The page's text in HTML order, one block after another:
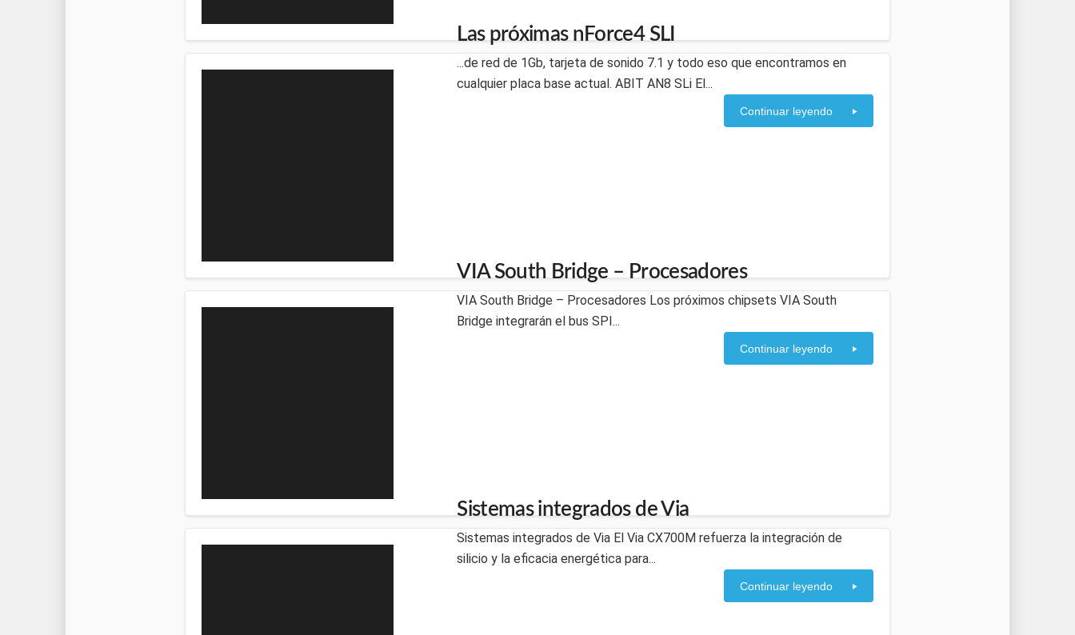
Las próximas nForce4 SLI
...de red de 1Gb, tarjeta de sonido 7.1 y todo eso que encontramos en
cualquier placa base actual. ABIT AN8 SLi El...
Continuar leyendo
VIA South Bridge – Procesadores
VIA South Bridge – Procesadores Los próximos chipsets VIA South
Bridge integrarán el bus SPI...
Continuar leyendo
Sistemas integrados de Via
Sistemas integrados de Via El Via CX700M refuerza la integración de
silicio y la eficacia energética para...
Continuar leyendo